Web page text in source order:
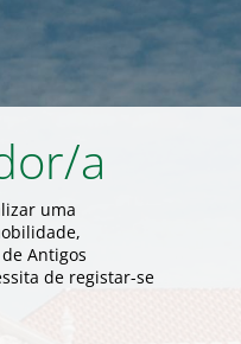
a
uma
Antigos
de registar-se